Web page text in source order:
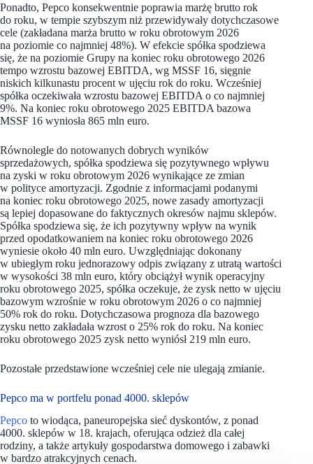
Ponadto, Pepco konsekwentnie poprawia marżę brutto rok
do roku, w tempie szybszym niż przewidywały dotychczasowe
cele (zakładana marża brutto w roku obrotowym 2026
na poziomie co najmniej 48%). W efekcie spółka spodziewa
się, że na poziomie Grupy na koniec roku obrotowego 2026
tempo wzrostu bazowej EBITDA, wg MSSF 16, sięgnie
niskich kilkunastu procent w ujęciu rok do roku. Wcześniej
spółka oczekiwała wzrostu bazowej EBITDA o co najmniej
9%. Na koniec roku obrotowego 2025 EBITDA bazowa
MSSF 16 wyniosła 865 mln euro.
Równolegle do notowanych dobrych wyników
sprzedażowych, spółka spodziewa się pozytywnego wpływu
na zyski w roku obrotowym 2026 wynikające ze zmian
w polityce amortyzacji. Zgodnie z informacjami podanymi
na koniec roku obrotowego 2025, nowe zasady amortyzacji
są lepiej dopasowane do faktycznych okresów najmu sklepów.
Spółka spodziewa się, że ich pozytywny wpływ na wynik
przed opodatkowaniem na koniec roku obrotowego 2026
wyniesie około 40 mln euro. Uwzględniając dokonany
w ubiegłym roku jednorazowy odpis związany z utratą wartości
w wysokości 38 mln euro, który obciążył wynik operacyjny
roku obrotowego 2025, spółka oczekuje, że zysk netto w ujęciu
bazowym wzrośnie w roku obrotowym 2026 o co najmniej
50% rok do roku. Dotychczasowa prognoza dla bazowego
zysku netto zakładała wzrost o 25% rok do roku. Na koniec
roku obrotowego 2025 zysk netto wyniósł 219 mln euro.
Pozostałe przedstawione wcześniej cele nie ulegają zmianie.
Pepco ma w portfelu ponad 4000. sklepów
Pepco to wiodąca, paneuropejska sieć dyskontów, z ponad
4000. sklepów w 18. krajach, oferująca odzież dla całej
rodziny, a także artykuły gospodarstwa domowego i zabawki
w bardzo atrakcyjnych cenach.